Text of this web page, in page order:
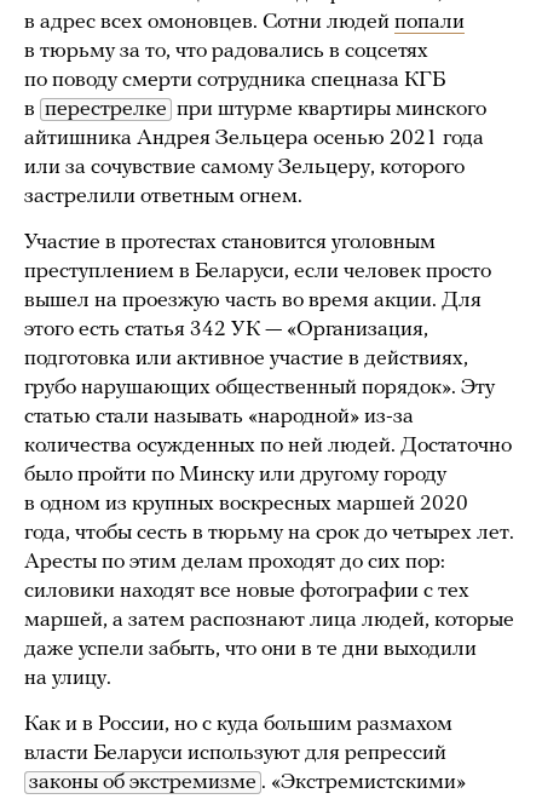
в адрес всех омоновцев. Сотни людей попали
в тюрьму за то, что радовались в соцсетях
по поводу смерти сотрудника спецназа КГБ
в перестрелке при штурме квартиры минского
айтишника Андрея Зельцера осенью 2021 года
или за сочувствие самому Зельцеру, которого
застрелили ответным огнем.
Участие в протестах становится уголовным
преступлением в Беларуси, если человек просто
вышел на проезжую часть во время акции. Для
этого есть статья 342 УК — «Организация,
подготовка или активное участие в действиях,
грубо нарушающих общественный порядок». Эту
статью стали называть «народной» из-за
количества осужденных по ней людей. Достаточно
было пройти по Минску или другому городу
в одном из крупных воскресных маршей 2020
года, чтобы сесть в тюрьму на срок до четырех лет.
Аресты по этим делам проходят до сих пор:
силовики находят все новые фотографии с тех
маршей, а затем распознают лица людей, которые
даже успели забыть, что они в те дни выходили
на улицу.
Как и в России, но с куда большим размахом
власти Беларуси используют для репрессий
законы об экстремизме . «Экстремистскими»